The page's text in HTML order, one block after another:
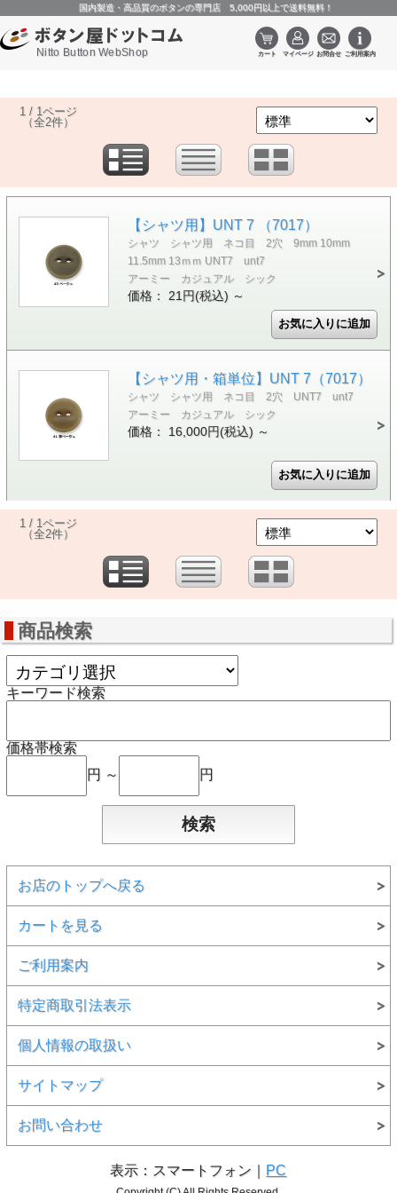
国内製造・高品質のボタンの専門店 5,000円以上で送料無料！
Nitto Button WebShop
1 / 1ページ
（全2件）
【シャツ用】UNT 7 （7017）
シャツ シャツ用 ネコ目 2穴 9mm 10mm
11.5mm 13ｍｍ UNT7 unt7
アーミー カジュアル シック
価格： 21円(税込) ～
【シャツ用・箱単位】UNT 7（7017）
シャツ シャツ用 ネコ目 2穴 UNT7 unt7
アーミー カジュアル シック
価格： 16,000円(税込) ～
1 / 1ページ
（全2件）
商品検索
キーワード検索
価格帯検索
円 ～
円
お店のトップへ戻る
カートを見る
ご利用案内
特定商取引法表示
個人情報の取扱い
サイトマップ
お問い合わせ
表示：スマートフォン｜ PC